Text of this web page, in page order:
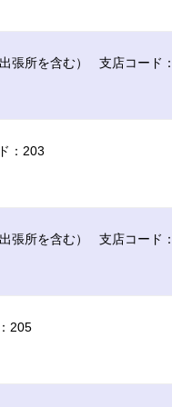
張所を含む） 支店コード
：203
張所を含む） 支店コード
205